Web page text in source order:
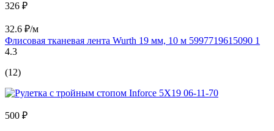
326 ₽
32.6 ₽/м
Флисовая тканевая лента Wurth 19 мм, 10 м 5997719615090 1
4.3
(12)
500 ₽